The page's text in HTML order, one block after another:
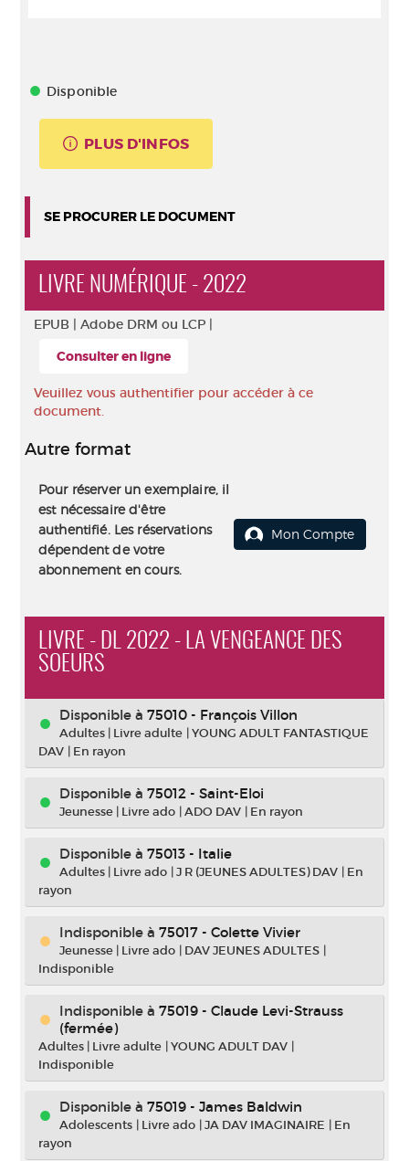
Disponible
PLUS D'INFOS
SE PROCURER LE DOCUMENT
LIVRE NUMÉRIQUE - 2022
EPUB | Adobe DRM ou LCP |
Consulter en ligne
Veuillez vous authentifier pour accéder à ce
document.
Autre format
Pour réserver un exemplaire, il
est nécessaire d'être
authentifié. Les réservations
dépendent de votre
abonnement en cours.
Mon Compte
LIVRE - DL 2022 - LA VENGEANCE DES
SOEURS
Disponible à 75010 - François Villon
Adultes | Livre adulte |YOUNG ADULT FANTASTIQUE
DAV | En rayon
Disponible à 75012 - Saint-Eloi
Jeunesse | Livre ado |ADO DAV | En rayon
Disponible à 75013 - Italie
Adultes | Livre ado |J R (JEUNES ADULTES) DAV | En
rayon
Indisponible à 75017 - Colette Vivier
Jeunesse | Livre ado | DAV JEUNES ADULTES |
Indisponible
Indisponible à 75019 - Claude Levi-Strauss
(fermée)
Adultes | Livre adulte |YOUNG ADULT DAV |
Indisponible
Disponible à 75019 - James Baldwin
Adolescents | Livre ado |JA DAV IMAGINAIRE | En
rayon